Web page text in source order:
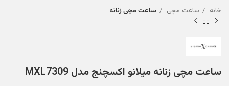
خانه ساعت مچی ساعت مچی زنانه
ساعت مچی زنانه میلانو اکسچنج مدل MXL7309